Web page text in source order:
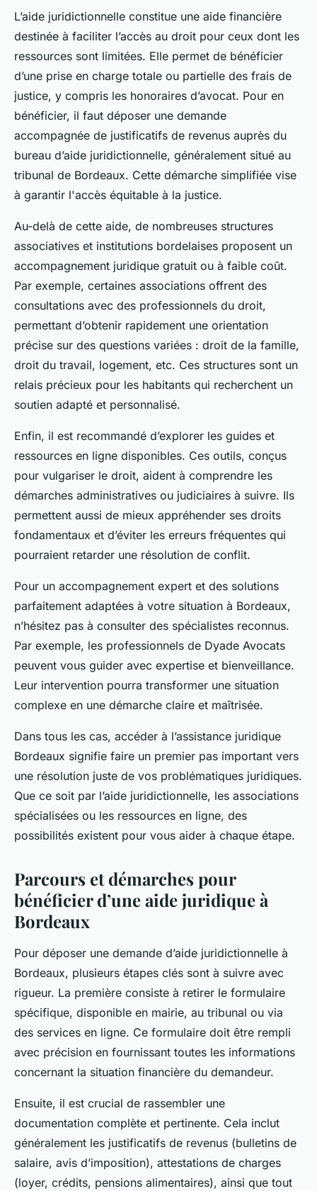
L’aide juridictionnelle constitue une aide financière
destinée à faciliter l’accès au droit pour ceux dont les
ressources sont limitées. Elle permet de bénéficier
d’une prise en charge totale ou partielle des frais de
justice, y compris les honoraires d’avocat. Pour en
bénéficier, il faut déposer une demande
accompagnée de justificatifs de revenus auprès du
bureau d’aide juridictionnelle, généralement situé au
tribunal de Bordeaux. Cette démarche simplifiée vise
à garantir l'accès équitable à la justice.
Au-delà de cette aide, de nombreuses structures
associatives et institutions bordelaises proposent un
accompagnement juridique gratuit ou à faible coût.
Par exemple, certaines associations offrent des
consultations avec des professionnels du droit,
permettant d’obtenir rapidement une orientation
précise sur des questions variées : droit de la famille,
droit du travail, logement, etc. Ces structures sont un
relais précieux pour les habitants qui recherchent un
soutien adapté et personnalisé.
Enfin, il est recommandé d’explorer les guides et
ressources en ligne disponibles. Ces outils, conçus
pour vulgariser le droit, aident à comprendre les
démarches administratives ou judiciaires à suivre. Ils
permettent aussi de mieux appréhender ses droits
fondamentaux et d’éviter les erreurs fréquentes qui
pourraient retarder une résolution de conflit.
Pour un accompagnement expert et des solutions
parfaitement adaptées à votre situation à Bordeaux,
n’hésitez pas à consulter des spécialistes reconnus.
Par exemple, les professionnels de Dyade Avocats
peuvent vous guider avec expertise et bienveillance.
Leur intervention pourra transformer une situation
complexe en une démarche claire et maîtrisée.
Dans tous les cas, accéder à l’assistance juridique
Bordeaux signifie faire un premier pas important vers
une résolution juste de vos problématiques juridiques.
Que ce soit par l’aide juridictionnelle, les associations
spécialisées ou les ressources en ligne, des
possibilités existent pour vous aider à chaque étape.
Parcours et démarches pour
bénéficier d’une aide juridique à
Bordeaux
Pour déposer une demande d’aide juridictionnelle à
Bordeaux, plusieurs étapes clés sont à suivre avec
rigueur. La première consiste à retirer le formulaire
spécifique, disponible en mairie, au tribunal ou via
des services en ligne. Ce formulaire doit être rempli
avec précision en fournissant toutes les informations
concernant la situation financière du demandeur.
Ensuite, il est crucial de rassembler une
documentation complète et pertinente. Cela inclut
généralement les justificatifs de revenus (bulletins de
salaire, avis d’imposition), attestations de charges
(loyer, crédits, pensions alimentaires), ainsi que tout